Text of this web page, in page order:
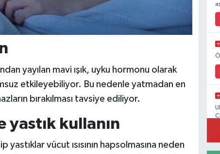
yayılan mavi ışık, uyku hormonu olarak
etkileyebiliyor. Bu nedenle yatmadan en
bırakılması tavsiye ediliyor.
yastık kullanın
vücut ısısının hapsolmasına neden